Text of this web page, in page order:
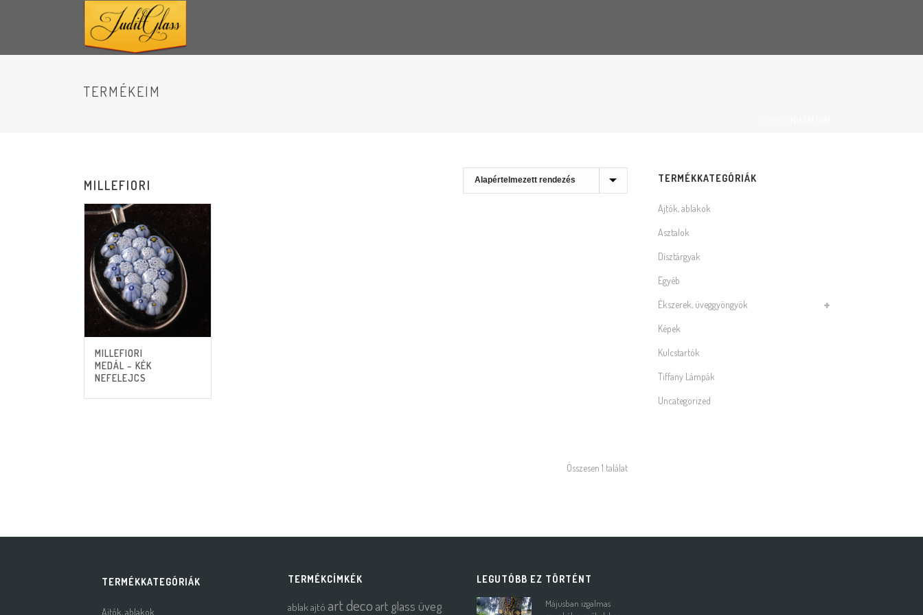
TERMÉKEIM
MILLEFIORI
MILLEFIORI
MEDÁL – KÉK
NEFELEJCS
Összesen 1 találat
TERMÉKKATEGÓRIÁK
Ajtók, ablakok
Asztalok
Dísztárgyak
Egyéb
Ékszerek, üveggyöngyök
Képek
Kulcstartók
Tiffany Lámpák
Uncategorized
TERMÉKKATEGÓRIÁK
Ajtók, ablakok
TERMÉKCÍMKÉK
ablak ajtó art deco art glass üveg
LEGUTÓBB EZ TÖRTÉNT
Májusban izgalmas